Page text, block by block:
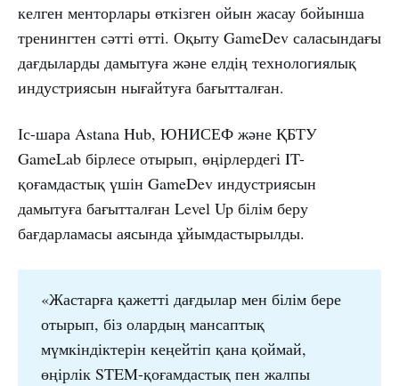
келген менторлары өткізген ойын жасау бойынша
тренингтен сәтті өтті. Оқыту GameDev саласындағы
дағдыларды дамытуға және елдің технологиялық
индустриясын нығайтуға бағытталған.
Іс-шара Astana Hub, ЮНИСЕФ және ҚБТУ
GameLab бірлесе отырып, өңірлердегі IT-
қоғамдастық үшін GameDev индустриясын
дамытуға бағытталған Level Up білім беру
бағдарламасы аясында ұйымдастырылды.
«Жастарға қажетті дағдылар мен білім бере
отырып, біз олардың мансаптық
мүмкіндіктерін кеңейтіп қана қоймай,
өңірлік STEM-қоғамдастық пен жалпы